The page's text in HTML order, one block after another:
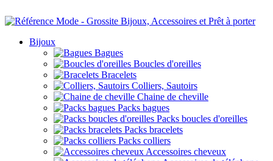
Bijoux
Bagues
Boucles d'oreilles
Bracelets
Colliers, Sautoirs
Chaine de cheville
Packs bagues
Packs boucles d'oreilles
Packs bracelets
Packs colliers
Accessoires cheveux